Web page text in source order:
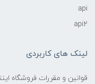
api
api2
لینک های کاربردی
قوانین و مقررات فروشگاه